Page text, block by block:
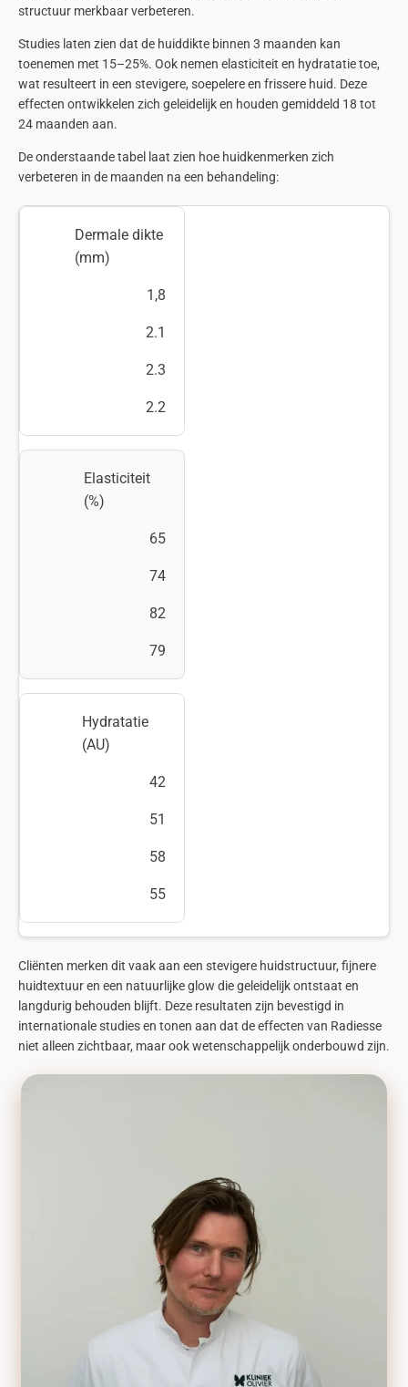
structuur merkbaar verbeteren.
Studies laten zien dat de huiddikte binnen 3 maanden kan
toenemen met 15–25%. Ook nemen elasticiteit en hydratatie toe,
wat resulteert in een stevigere, soepelere en frissere huid. Deze
effecten ontwikkelen zich geleidelijk en houden gemiddeld 18 tot
24 maanden aan.
De onderstaande tabel laat zien hoe huidkenmerken zich
verbeteren in de maanden na een behandeling:
Dermale dikte
(mm)
1,8
2.1
2.3
2.2
Elasticiteit
(%)
65
74
82
79
Hydratatie
(AU)
42
51
58
55
Cliënten merken dit vaak aan een stevigere huidstructuur, fijnere
huidtextuur en een natuurlijke glow die geleidelijk ontstaat en
langdurig behouden blijft. Deze resultaten zijn bevestigd in
internationale studies en tonen aan dat de effecten van Radiesse
niet alleen zichtbaar, maar ook wetenschappelijk onderbouwd zijn.